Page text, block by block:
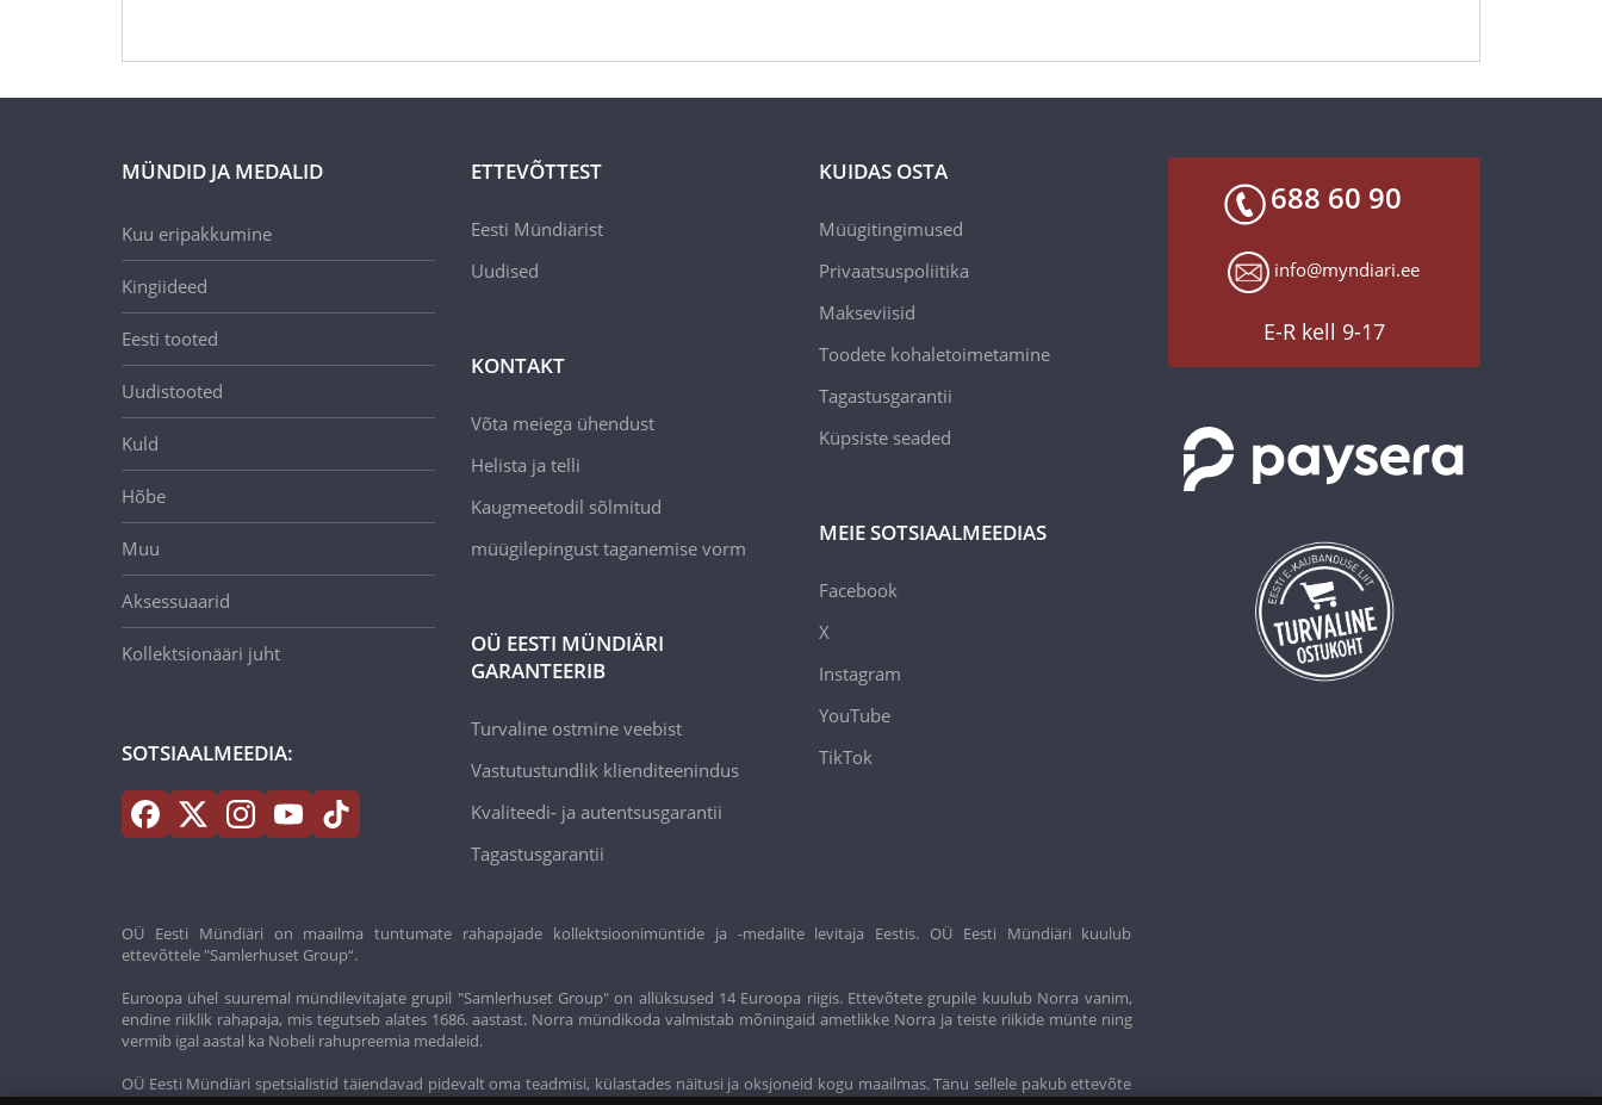
MÜNDID JA MEDALID
Kuu eripakkumine
Kingiideed
Eesti tooted
Uudistooted
Kuld
Hõbe
Muu
Aksessuaarid
Kollektsionääri juht
SOTSIAALMEEDIA:
ETTEVÕTTEST
Eesti Mündiärist
Uudised
KONTAKT
Võta meiega ühendust
Helista ja telli
Kaugmeetodil sõlmitud
müügilepingust taganemise vorm
OÜ EESTI MÜNDIÄRI
GARANTEERIB
Turvaline ostmine veebist
Vastutustundlik klienditeenindus
Kvaliteedi- ja autentsusgarantii
Tagastusgarantii
KUIDAS OSTA
Müügitingimused
Privaatsuspoliitika
Makseviisid
Toodete kohaletoimetamine
Tagastusgarantii
Küpsiste seaded
MEIE SOTSIAALMEEDIAS
Facebook
X
Instagram
YouTube
TikTok
688 60 90
info@myndiari.ee
E-R kell 9-17
OÜ Eesti Mündiäri on maailma tuntumate rahapajade kollektsioonimüntide ja -medalite levitaja Eestis. OÜ Eesti Mündiäri kuulub
ettevõttele "Samlerhuset Group“.
Euroopa ühel suuremal mündilevitajate grupil "Samlerhuset Group" on allüksused 14 Euroopa riigis. Ettevõtete grupile kuulub Norra vanim,
endine riiklik rahapaja, mis tegutseb alates 1686. aastast. Norra mündikoda valmistab mõningaid ametlikke Norra ja teiste riikide münte ning
vermib igal aastal ka Nobeli rahupreemia medaleid.
OÜ Eesti Mündiäri spetsialistid täiendavad pidevalt oma teadmisi, külastades näitusi ja oksjoneid kogu maailmas. Tänu sellele pakub ettevõte